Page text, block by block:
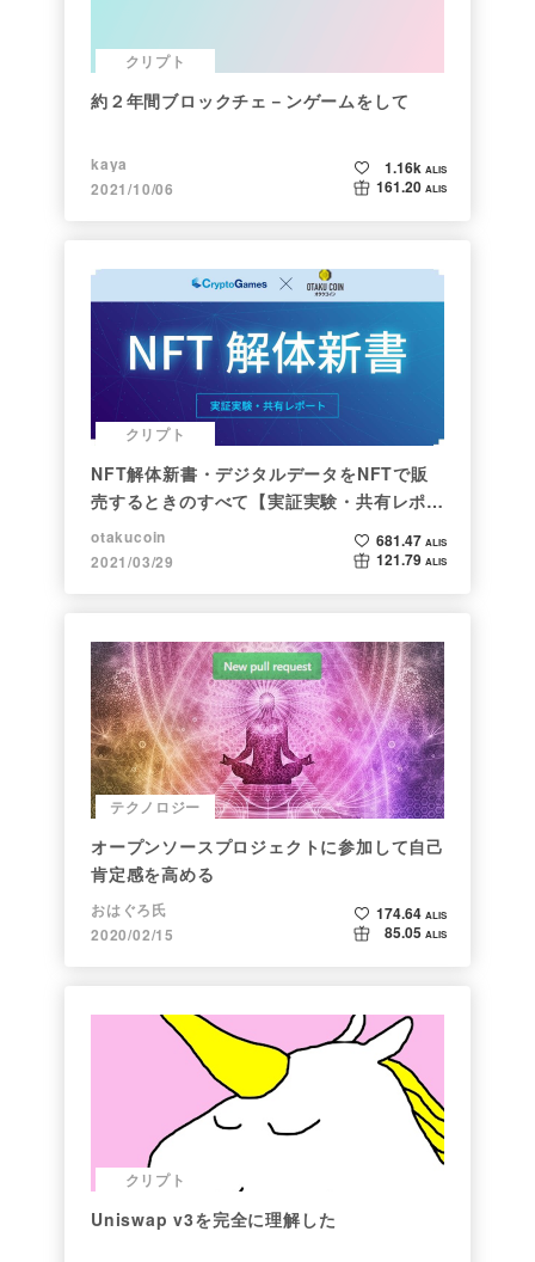
クリプト
約２年間ブロックチェ－ンゲームをして
kaya
2021/10/06
1.16k ALIS
161.20 ALIS
クリプト
NFT解体新書・デジタルデータをNFTで販
売するときのすべて【実証実験・共有レポー
ト】
otakucoin
2021/03/29
681.47 ALIS
121.79 ALIS
テクノロジー
オープンソースプロジェクトに参加して自己
肯定感を高める
おはぐろ氏
2020/02/15
174.64 ALIS
85.05 ALIS
クリプト
Uniswap v3を完全に理解した